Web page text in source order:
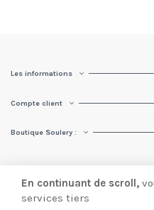
Les informations
Compte client
Boutique Soulery :
© Soulery 2025 |
En continuant de scroll,
services tiers